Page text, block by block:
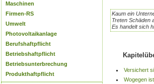
Maschinen
Firmen-RS
Umwelt
Photovoltaikanlage
Berufshaftpflicht
Betriebshaftpflicht
Betriebsunterbrechung
Produkthaftpflicht
Kaum ein
Treten Schäden
Es handelt sich
Versichert
Wogegen